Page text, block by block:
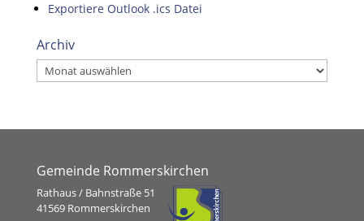
Exportiere Outlook .ics Datei
Archiv
Archiv
Gemeinde Rommerskirchen
Rathaus / Bahnstraße 51
41569 Rommerskirchen